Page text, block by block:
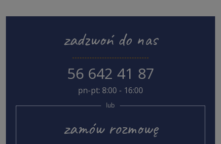
zadzwoń do nas
56 642 41 87
pn-pt: 8:00 - 16:00
lub
zamów rozmowę